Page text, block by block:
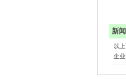
新
以
企